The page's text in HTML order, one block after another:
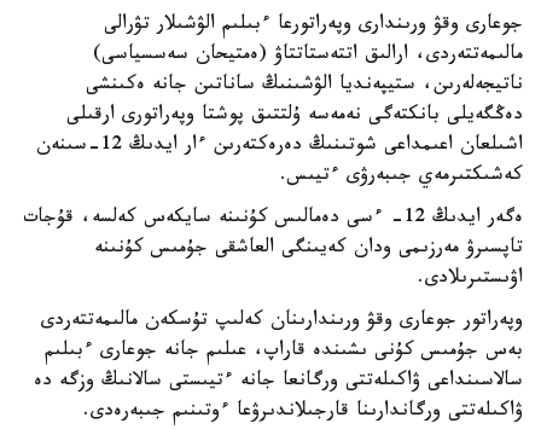
جوعارى وقۋ ورىندارى وپەراتورعا ءبىلىم الۋشىلار تۋرالى
مالىمەتتەردى، ارالىق اتتەستاتتاۋ (ەمتيحان سەسسياسى)
ناتيجەلەرىن، ستيپەنديا الۋشىنىڭ ساناتىن جانە ەكىنشى
دەڭگەيلى بانكتەگى نەمەسە ۇلتتىق پوشتا وپەراتورى ارقىلى
اشىلعان اعىمداعى شوتىنىڭ دەرەكتەرىن ءار ايدىڭ 12-سىنەن
كەشىكتىرمەي جىبەرۋى ءتيىس.
ەگەر ايدىڭ 12- ءسى دەمالىس كۇنىنە سايكەس كەلسە، قۇجات
تاپسىرۋ مەرزىمى ودان كەيىنگى العاشقى جۇمىس كۇنىنە
اۋىستىرىلادى.
وپەراتور جوعارى وقۋ ورىندارىنان كەلىپ تۇسكەن مالىمەتتەردى
بەس جۇمىس كۇنى ىشىندە قاراپ، عىلىم جانە جوعارى ءبىلىم
سالاسىنداعى ۋاكىلەتتى ورگانعا جانە ءتيىستى سالانىڭ وزگە دە
ۋاكىلەتتى ورگاندارىنا قارجىلاندىرۋعا ءوتىنىم جىبەرەدى.